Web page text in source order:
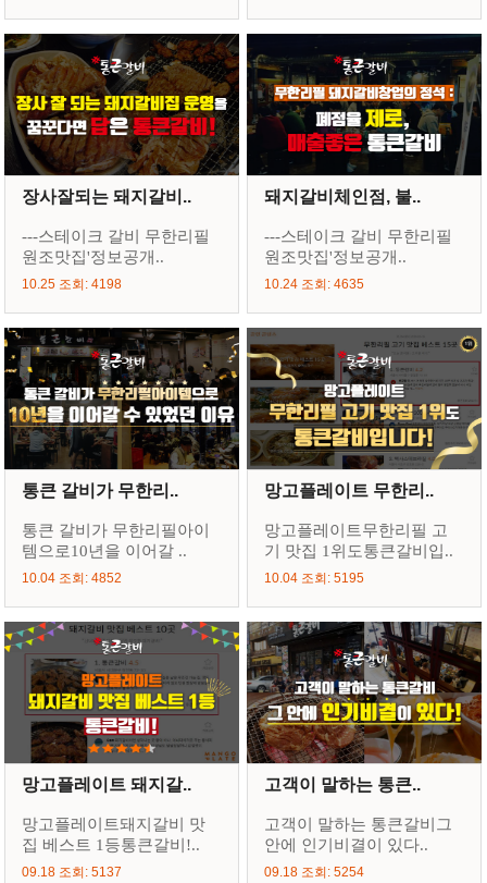
장사잘되는 돼지갈비..
---스테이크 갈비 무한리필
원조맛집'정보공개..
10.25 조회: 4198
돼지갈비체인점, 불..
---스테이크 갈비 무한리필
원조맛집'정보공개..
10.24 조회: 4635
통큰 갈비가 무한리..
통큰 갈비가 무한리필아이
템으로10년을 이어갈 ..
10.04 조회: 4852
망고플레이트 무한리..
망고플레이트무한리필 고
기 맛집 1위도통큰갈비입..
10.04 조회: 5195
망고플레이트 돼지갈..
망고플레이트돼지갈비 맛
집 베스트 1등통큰갈비!..
09.18 조회: 5137
고객이 말하는 통큰..
고객이 말하는 통큰갈비그
안에 인기비결이 있다..
09.18 조회: 5254